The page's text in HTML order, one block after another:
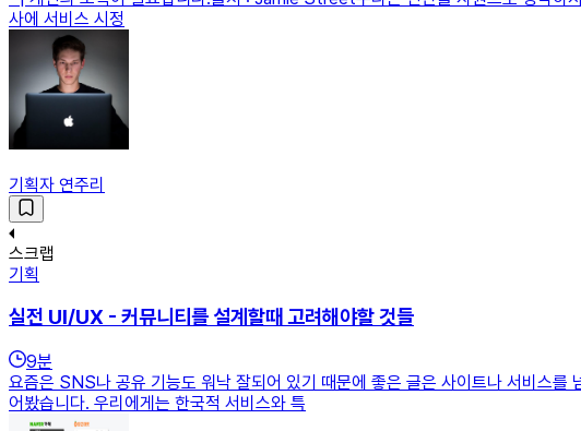
사에 서비스 시정
기획자 연주리
스크랩
기획
실전 UI/UX - 커뮤니티를 설계할때 고려해야할 것들
9분
요즘은 SNS나 공유 기능도 워낙 잘되어 있기 때문에 좋은 글은 사이트나 서비스를
어봤습니다. 우리에게는 한국적 서비스와 특